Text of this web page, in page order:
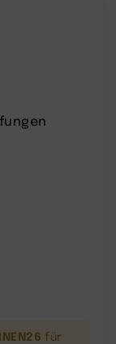
für